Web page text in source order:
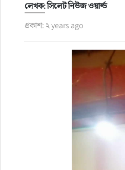
লেখক: সিলেট নিউজ ওয়ার্ল্ড
প্রকাশ: ২ years ago